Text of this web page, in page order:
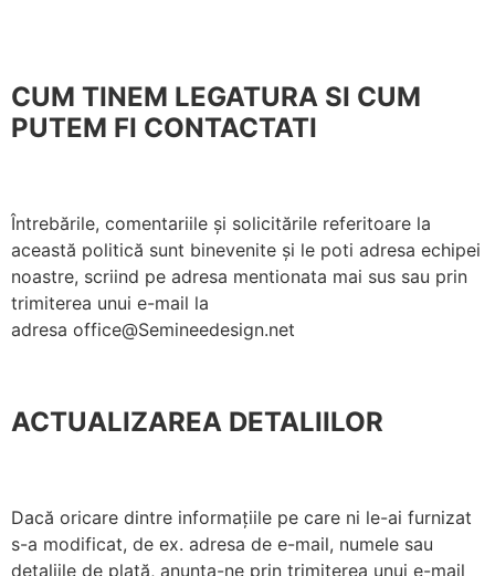
CUM TINEM LEGATURA SI CUM
PUTEM FI CONTACTATI
Întrebările, comentariile și solicitările referitoare la
această politică sunt binevenite și le poti adresa echipei
noastre, scriind pe adresa mentionata mai sus sau prin
trimiterea unui e-mail la
adresa office@Semineedesign.net
ACTUALIZAREA DETALIILOR
Dacă oricare dintre informațiile pe care ni le-ai furnizat
s-a modificat, de ex. adresa de e-mail, numele sau
detaliile de plată, anunța-ne prin trimiterea unui e-mail